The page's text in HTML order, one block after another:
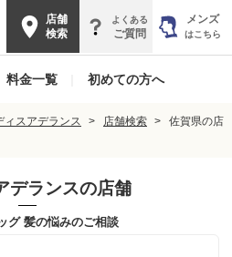
店舗
検索
よくある
ご質問
メンズ
はこちら
料金一覧 初めての方へ
ィスアデランス 店舗検索
佐賀県の店
デランスの店舗
グ 髪の悩みのご相談